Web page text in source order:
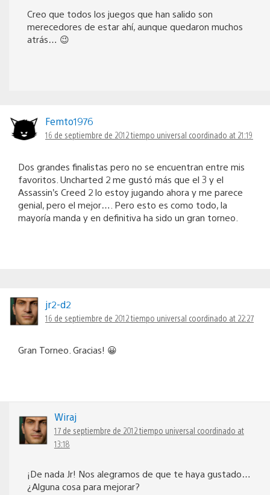
Creo que todos los juegos que han salido son
merecedores de estar ahí, aunque quedaron muchos
atrás… 😉
Femto1976
16 de septiembre de 2012 tiempo universal coordinado at 21:19
Dos grandes finalistas pero no se encuentran entre mis
favoritos. Uncharted 2 me gustó más que el 3 y el
Assassin’s Creed 2 lo estoy jugando ahora y me parece
genial, pero el mejor…. Pero esto es como todo, la
mayoría manda y en definitiva ha sido un gran torneo.
jr2-d2
16 de septiembre de 2012 tiempo universal coordinado at 22:27
Gran Torneo. Gracias! 😀
Wiraj
17 de septiembre de 2012 tiempo universal coordinado at
13:18
¡De nada Jr! Nos alegramos de que te haya gustado…
¿Alguna cosa para mejorar?